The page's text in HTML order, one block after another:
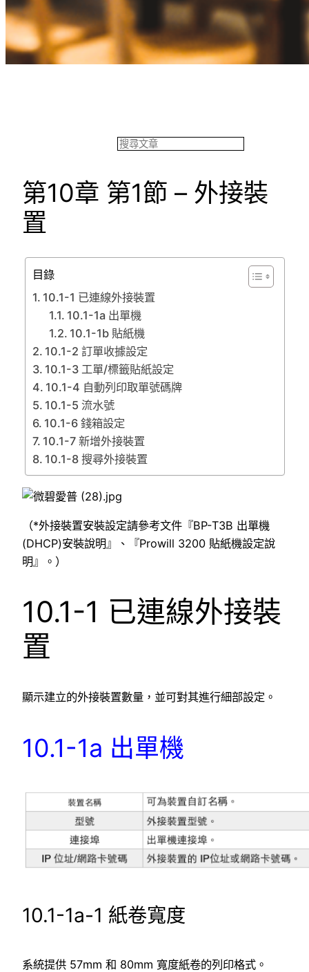
尋第10章 第1節 – 外接裝
置
目錄
10.1-1 已連線外接裝置
10.1-1a 出單機
10.1-1b 貼紙機
10.1-2 訂單收據設定
10.1-3 工單/標籤貼紙設定
10.1-4 自動列印取單號碼牌
10.1-5 流水號
10.1-6 錢箱設定
10.1-7 新增外接裝置
10.1-8 搜尋外接裝置
（*外接裝置安裝設定請參考文件『BP-T3B 出單機
(DHCP)安裝說明』、『Prowill 3200 貼紙機設定說
明』。）
10.1-1 已連線外接裝
置
顯示建立的外接裝置數量，並可對其進行細部設定。
10.1-1a 出單機
10.1-1a-1 紙卷寬度
系統提供 57mm 和 80mm 寬度紙卷的列印格式。